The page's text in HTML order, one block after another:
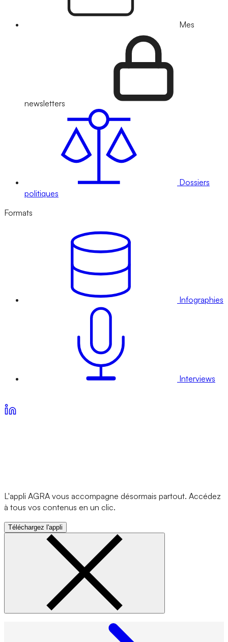
Mes
newsletters
Dossiers
politiques
Formats
Infographies
Interviews
L'appli AGRA vous accompagne désormais partout. Accédez
à tous vos contenus en un clic.
Téléchargez l'appli